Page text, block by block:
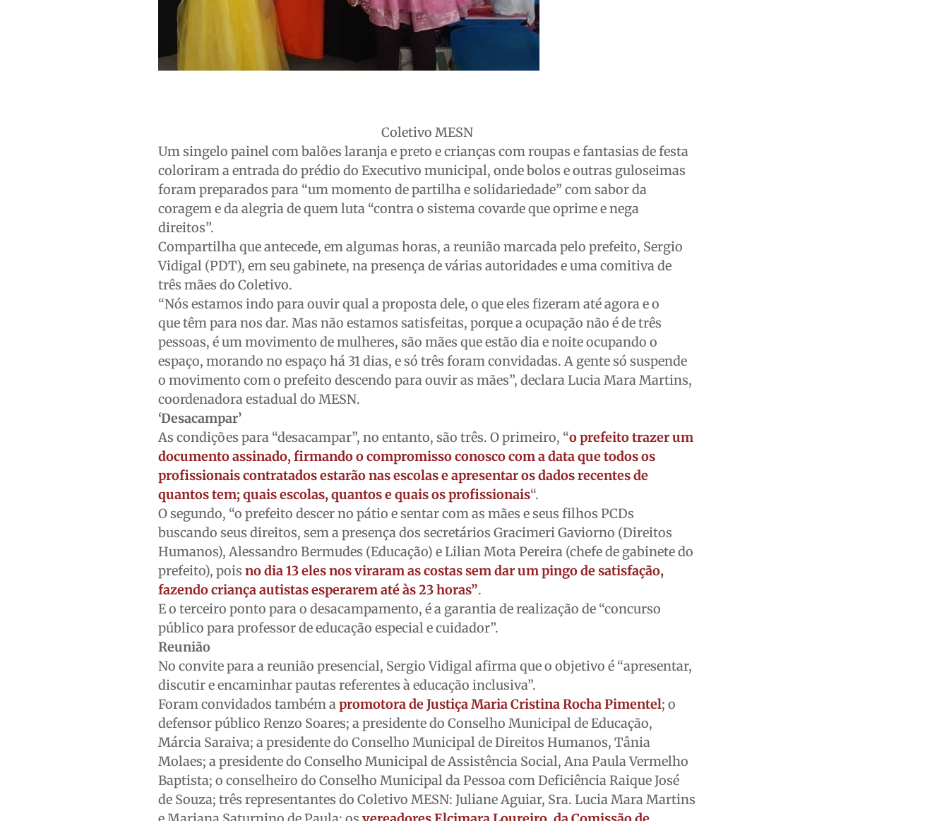
Coletivo MESN
Um singelo painel com balões laranja e preto e crianças com roupas e fantasias de festa
coloriram a entrada do prédio do Executivo municipal, onde bolos e outras guloseimas
foram preparados para “um momento de partilha e solidariedade” com sabor da
coragem e da alegria de quem luta “contra o sistema covarde que oprime e nega
direitos”.
Compartilha que antecede, em algumas horas, a reunião marcada pelo prefeito, Sergio
Vidigal (PDT), em seu gabinete, na presença de várias autoridades e uma comitiva de
três mães do Coletivo.
“Nós estamos indo para ouvir qual a proposta dele, o que eles fizeram até agora e o
que têm para nos dar. Mas não estamos satisfeitas, porque a ocupação não é de três
pessoas, é um movimento de mulheres, são mães que estão dia e noite ocupando o
espaço, morando no espaço há 31 dias, e só três foram convidadas. A gente só suspende
o movimento com o prefeito descendo para ouvir as mães”, declara Lucia Mara Martins,
coordenadora estadual do MESN.
‘Desacampar’
As condições para “desacampar”, no entanto, são três. O primeiro, “o prefeito trazer um
documento assinado, firmando o compromisso conosco com a data que todos os
profissionais contratados estarão nas escolas e apresentar os dados recentes de
quantos tem; quais escolas, quantos e quais os profissionais“.
O segundo, “o prefeito descer no pátio e sentar com as mães e seus filhos PCDs
buscando seus direitos, sem a presença dos secretários Gracimeri Gaviorno (Direitos
Humanos), Alessandro Bermudes (Educação) e Lilian Mota Pereira (chefe de gabinete do
prefeito), poisno dia 13 eles nos viraram as costas sem dar um pingo de satisfação,
fazendo criança autistas esperarem até às 23 horas”.
E o terceiro ponto para o desacampamento, é a garantia de realização de “concurso
público para professor de educação especial e cuidador”.
Reunião
No convite para a reunião presencial, Sergio Vidigal afirma que o objetivo é “apresentar,
discutir e encaminhar pautas referentes à educação inclusiva”.
Foram convidados também apromotora de Justiça Maria Cristina Rocha Pimentel; o
defensor público Renzo Soares; a presidente do Conselho Municipal de Educação,
Márcia Saraiva; a presidente do Conselho Municipal de Direitos Humanos, Tânia
Molaes; a presidente do Conselho Municipal de Assistência Social, Ana Paula Vermelho
Baptista; o conselheiro do Conselho Municipal da Pessoa com Deficiência Raique José
de Souza; três representantes do Coletivo MESN: Juliane Aguiar, Sra. Lucia Mara Martins